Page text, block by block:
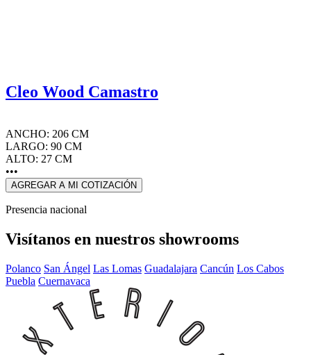
Cleo Wood Camastro
ANCHO: 206 CM
LARGO: 90 CM
ALTO: 27 CM
•••
AGREGAR A MI COTIZACIÓN
Presencia nacional
Visítanos en nuestros showrooms
Polanco San Ángel Las Lomas Guadalajara Cancún Los Cabos
Puebla Cuernavaca